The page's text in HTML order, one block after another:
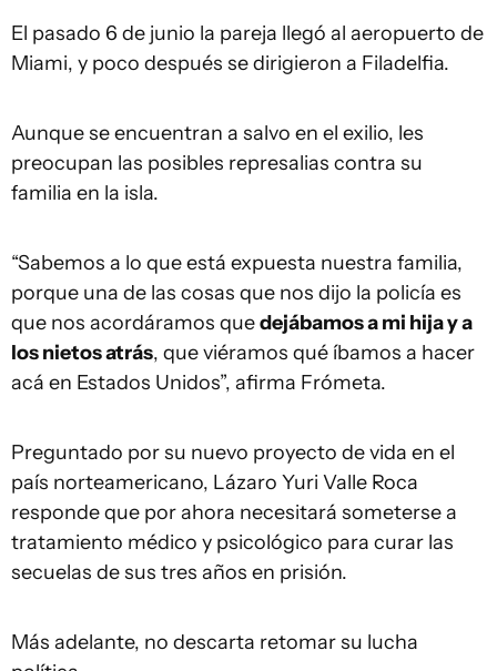
El pasado 6 de junio la pareja llegó al aeropuerto de
Miami, y poco después se dirigieron a Filadelfia.
Aunque se encuentran a salvo en el exilio, les
preocupan las posibles represalias contra su
familia en la isla.
“Sabemos a lo que está expuesta nuestra familia,
porque una de las cosas que nos dijo la policía es
que nos acordáramos quedejábamos a mi hija y a
los nietos atrás, que viéramos qué íbamos a hacer
acá en Estados Unidos”, afirma Frómeta.
Preguntado por su nuevo proyecto de vida en el
país norteamericano, Lázaro Yuri Valle Roca
responde que por ahora necesitará someterse a
tratamiento médico y psicológico para curar las
secuelas de sus tres años en prisión.
Más adelante, no descarta retomar su lucha